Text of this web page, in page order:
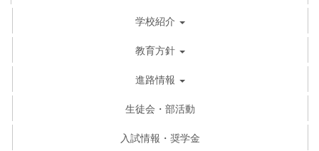
学校紹介
教育方針
進路情報
生徒会・部活動
入試情報・奨学金